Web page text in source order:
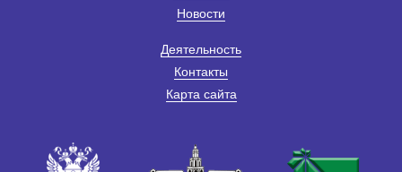
Новости
Деятельность
Контакты
Карта сайта